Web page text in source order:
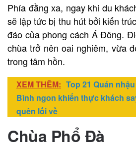
Phía đằng xa, ngay khi du
sẽ lập tức bị thu hút bởi kiến
đáo của phong cách Á Đông.
chùa trở nên oai nghiêm, vừa
trong tâm hồn.
XEM THÊM: Top 21 Quán
Bình ngon khiến thực khách
quên lối về
Chùa Phổ Đà